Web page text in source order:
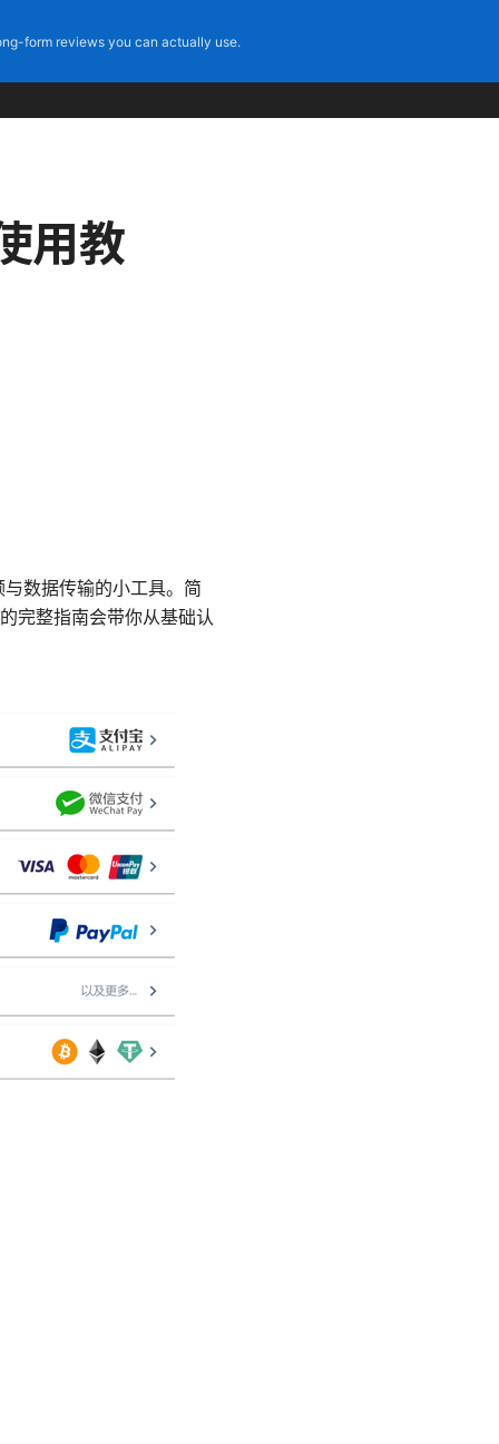
form reviews you can actually use.
用教
数据传输的小工具。简
完整指南会带你从基础认